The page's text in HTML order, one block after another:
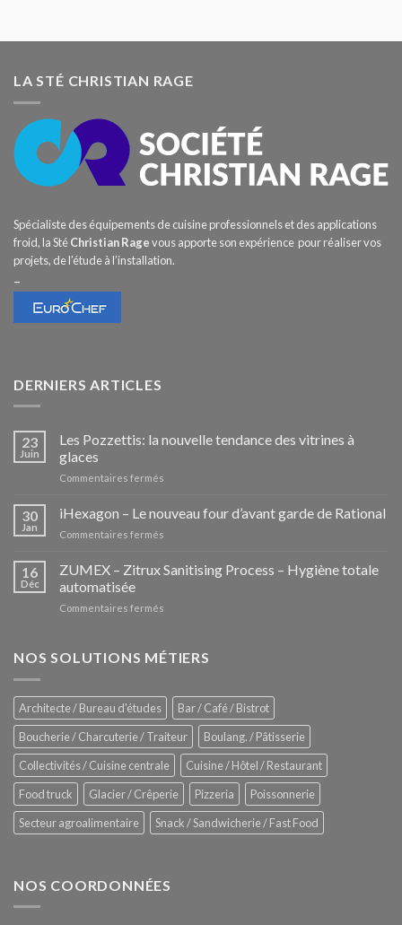
LA STÉ CHRISTIAN RAGE
Spécialiste des équipements de cuisine professionnels et des applications
froid, la StéChristian Ragevous apporte son expérience pour réaliser vos
projets, de l’étude à l’installation.
–
DERNIERS ARTICLES
23
Juin
Les Pozzettis: la nouvelle tendance des vitrines à
glaces
Commentaires fermés
Pozzettis:
des
30
Jan
iHexagon – Le nouveau four d’avant garde de Rational
Commentaires fermés
–
de
16
Déc
ZUMEX – Zitrux Sanitising Process – Hygiène totale
automatisée
Commentaires fermés
Zitrux
–
Hygiène
totale
automatisée
NOS SOLUTIONS MÉTIERS
Architecte / Bureau d'études
Bar / Café / Bistrot
Boucherie / Charcuterie / Traiteur
Boulang. / Pâtisserie
Collectivités / Cuisine centrale
Cuisine / Hôtel / Restaurant
Food truck
Glacier / Crêperie Pizzeria
Poissonnerie
Secteur agroalimentaire
Snack / Sandwicherie / Fast Food
NOS COORDONNÉES